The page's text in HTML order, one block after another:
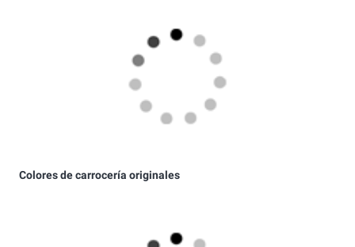
Pinturas Ral brillantes y opacas.